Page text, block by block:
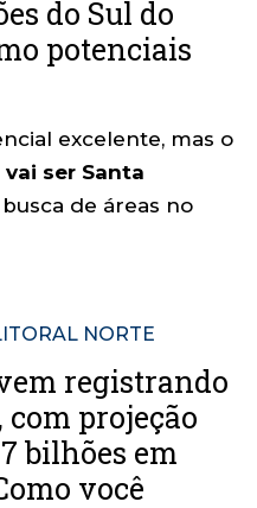
do Sul do
potenciais
excelente, mas o
ser Santa
de áreas no
NORTE
registrando
projeção
bilhões em
você